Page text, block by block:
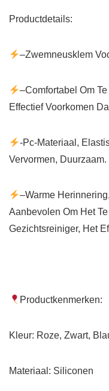
Productdetails:
–Zwemneusklem
–Comfortabel Om
Effectief Voorkomen
-Pc-Materiaal,
Vervormen, Duurzaam.
–Warme
Aanbevolen Om Het
Gezichtsreiniger, Het
Productkenmerken:
Kleur: Roze, Zwart,
Materiaal: Siliconen